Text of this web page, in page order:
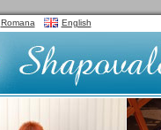
Romana English